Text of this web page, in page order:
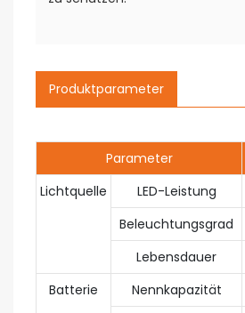
Produktparameter
Parameter
Lichtquelle
LED-Leistung
Beleuchtungsgrad
Lebensdauer
Batterie
Nennkapazität